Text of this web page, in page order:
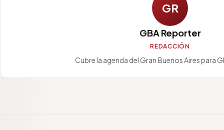
GR
GBA Reporter
REDACCIÓN
Cubre la agenda del Gran Buenos Aires para